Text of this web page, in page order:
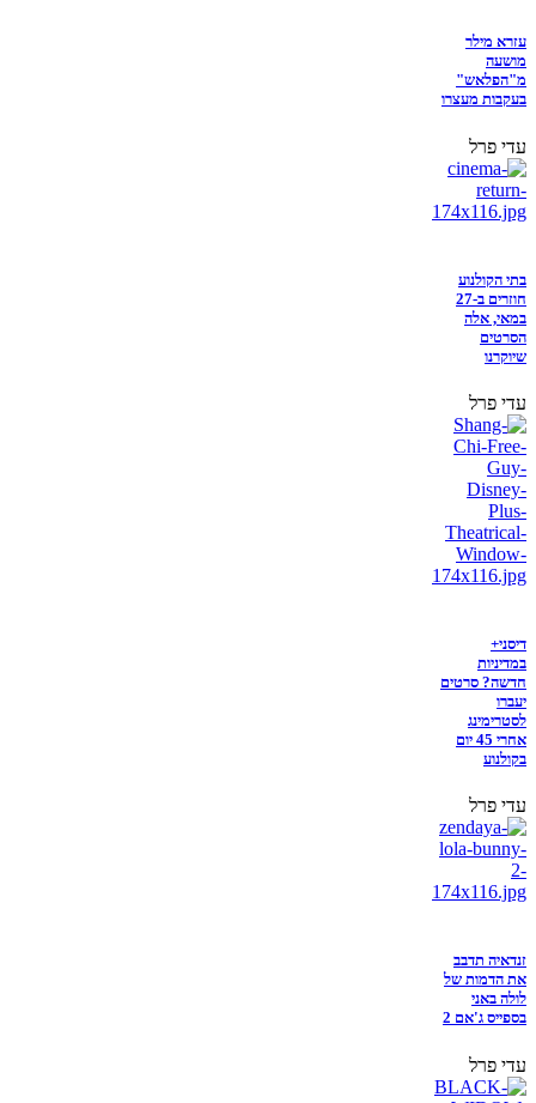
עזרא מילר
מושעה
מ"הפלאש"
בעקבות מעצרו
עדי פרל
בתי הקולנוע
חוזרים ב-27
במאי, אלה
הסרטים
שיוקרנו
עדי פרל
דיסני+
במדיניות
חדשה? סרטים
יעברו
לסטרימינג
אחרי 45 יום
בקולנוע
עדי פרל
זנדאיה תדבב
את הדמות של
לולה באני
בספייס ג'אם 2
עדי פרל